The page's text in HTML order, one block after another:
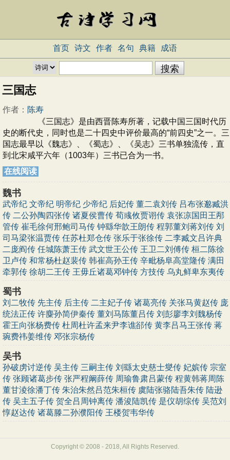
首页 诗文 作者 名句 典籍 成语
三国志
作者： 陈寿
《三国志》是由西晋陈寿所著，记载中国三国时代历
史的断代史，同时也是二十四史中评价最高的“前四史”之一。三
国志最早以《魏志》、《蜀志》、《吴志》三书单独流传，直
到北宋咸平六年（1003年）三书已合为一书。
在线阅读
魏书
武帝纪 文帝纪 明帝纪 少帝纪 后妃传 董二袁刘传 吕布张邈臧洪
传 二公孙陶四张传 诸夏侯曹传 荀彧攸贾诩传 袁张凉国田王邴
管传 崔毛徐何邢鲍司马传 钟繇华歆王朗传 程郭董刘蒋刘传 刘
司马梁张温贾传 任苏杜郑仓传 张乐于张徐传 二李臧文吕许典
二庞阎传 任城陈萧王传 武文世王公传 王卫二刘傅传 桓二陈徐
卫卢传 和常杨杜赵裴传 韩崔高孙王传 辛毗杨阜高堂隆传 满田
牵郭传 徐胡二王传 王毋丘诸葛邓钟传 方技传 乌丸鲜卑东夷传
蜀书
刘二牧传 先主传 后主传 二主妃子传 诸葛亮传 关张马黄赵传 庞
统法正传 许麋孙简伊秦传 董刘马陈董吕传 刘彭廖李刘魏杨传
霍王向张杨费传 杜周杜许孟来尹李谯郤传 黄李吕马王张传 蒋
琬费祎姜维传 邓张宗杨传
吴书
孙破虏讨逆传 吴主传 三嗣主传 刘繇太史慈士燮传 妃嫔传 宗室
传 张顾诸葛步传 张严程阚薛传 周瑜鲁肃吕蒙传 程黄韩蒋周陈
董甘淩徐潘丁传 朱治朱然吕范朱桓传 虞陆张骆陆吾朱传 陆逊
传 吴主五子传 贺全吕周钟离传 潘浚陆凯传 是仪胡综传 吴范刘
惇赵达传 诸葛滕二孙濮阳传 王楼贺韦华传
Copyright © 2008 - 2018, All Rights Reserved.